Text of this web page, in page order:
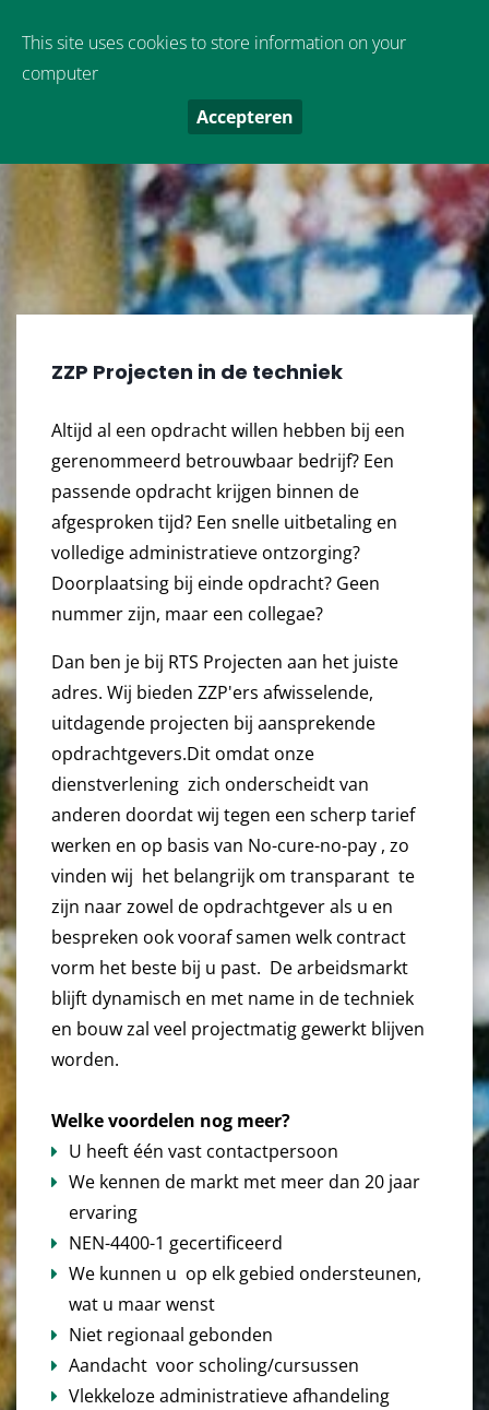
ZZP Projecten in de techniek
Altijd al een opdracht willen hebben bij een
gerenommeerd betrouwbaar bedrijf? Een
passende opdracht krijgen binnen de
afgesproken tijd? Een snelle uitbetaling en
volledige administratieve ontzorging?
Doorplaatsing bij einde opdracht? Geen
nummer zijn, maar een collegae?
Dan ben je bij RTS Projecten aan het juiste
adres. Wij bieden ZZP'ers afwisselende,
uitdagende projecten bij aansprekende
opdrachtgevers.Dit omdat onze
dienstverlening zich onderscheidt van
anderen doordat wij tegen een scherp tarief
werken en op basis van No-cure-no-pay , zo
vinden wij het belangrijk om transparant te
zijn naar zowel de opdrachtgever als u en
bespreken ook vooraf samen welk contract
vorm het beste bij u past. De arbeidsmarkt
blijft dynamisch en met name in de techniek
en bouw zal veel projectmatig gewerkt blijven
worden.
Welke voordelen nog meer?
U heeft één vast contactpersoon
We kennen de markt met meer dan 20 jaar
ervaring
NEN-4400-1 gecertificeerd
We kunnen u op elk gebied ondersteunen,
wat u maar wenst
Niet regionaal gebonden
Aandacht voor scholing/cursussen
Vlekkeloze administratieve afhandeling
This site uses cookies to store information on your
computer
Accepteren